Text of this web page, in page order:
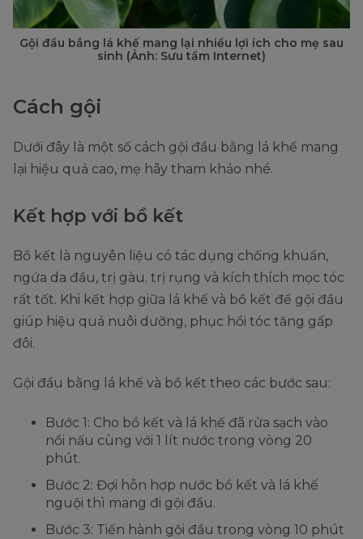
Gội đầu bắng lá khế mang lại nhiều lợi ích cho mẹ sau
sinh (Ảnh: Sưu tầm Internet)
Cách gội
Dưới đây là một số cách gội đầu bằng lá khế mang
lại hiệu quả cao, mẹ hãy tham khảo nhé.
Kết hợp với bồ kết
Bồ kết là nguyên liệu có tác dụng chống khuẩn,
ngứa da đầu, trị gàu. trị rụng và kích thích mọc tóc
rất tốt. Khi kết hợp giữa lá khế và bồ kết để gội đầu
giúp hiệu quả nuôi dưỡng, phục hồi tóc tăng gấp
đôi.
Gội đầu bằng lá khế và bồ kết theo các bước sau:
Bước 1: Cho bồ kết và lá khế đã rửa sạch vào
nồi nấu cùng với 1 lít nước trong vòng 20
phút.
Bước 2: Đợi hỗn hợp nước bồ kết và lá khế
nguội thì mang đi gội đầu.
Bước 3: Tiến hành gội đầu trong vòng 10 phút